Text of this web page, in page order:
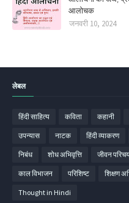
आलोचक
जनवरी 10, 2024
लेबल
हिंदी साहित्‍य कविता कहानी
उपन्‍यास नाटक हिंदी व्‍याकरण
निबंध शोध अभिवृत्ति जीवन
काल विभाजन परिशिष्‍ट शिक्षण
Thought in Hindi